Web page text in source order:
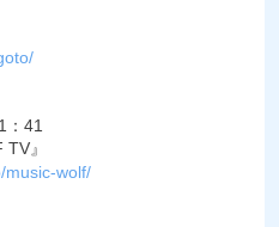
：41
』
music-wolf/